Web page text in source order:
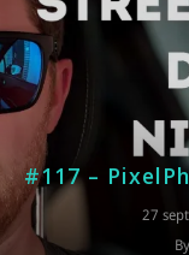
#117 –
27
By